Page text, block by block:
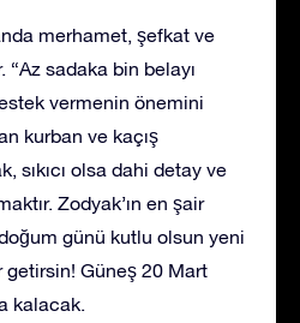
merhamet, şefkat ve
“Az sadaka bin belayı
vermenin önemini
kurban ve kaçış
sıkıcı olsa dahi detay ve
Zodyak’ın en şair
doğum günü kutlu olsun yeni
getirsin! Güneş 20 Mart
kalacak.